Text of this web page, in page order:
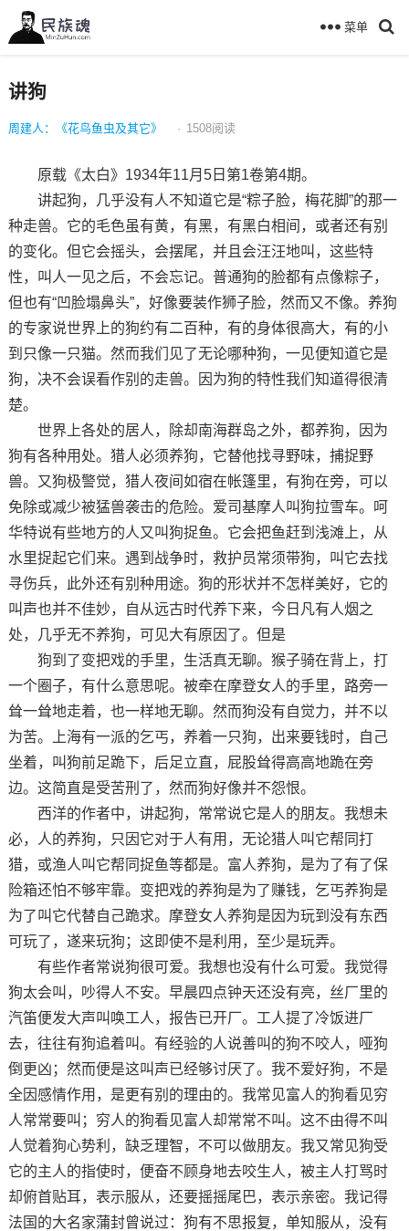
菜单
讲狗
周建人：《花鸟鱼虫及其它》 · 1508阅读
原载《太白》1934年11月5日第1卷第4期。
讲起狗，几乎没有人不知道它是“粽子脸，梅花脚”的那一
种走兽。它的毛色虽有黄，有黑，有黑白相间，或者还有别
的变化。但它会摇头，会摆尾，并且会汪汪地叫，这些特
性，叫人一见之后，不会忘记。普通狗的脸都有点像粽子，
但也有“凹脸塌鼻头”，好像要装作狮子脸，然而又不像。养狗
的专家说世界上的狗约有二百种，有的身体很高大，有的小
到只像一只猫。然而我们见了无论哪种狗，一见便知道它是
狗，决不会误看作别的走兽。因为狗的特性我们知道得很清
楚。
世界上各处的居人，除却南海群岛之外，都养狗，因为
狗有各种用处。猎人必须养狗，它替他找寻野味，捕捉野
兽。又狗极警觉，猎人夜间如宿在帐篷里，有狗在旁，可以
免除或减少被猛兽袭击的危险。爱司基摩人叫狗拉雪车。呵
华特说有些地方的人又叫狗捉鱼。它会把鱼赶到浅滩上，从
水里捉起它们来。遇到战争时，救护员常须带狗，叫它去找
寻伤兵，此外还有别种用途。狗的形状并不怎样美好，它的
叫声也并不佳妙，自从远古时代养下来，今日凡有人烟之
处，几乎无不养狗，可见大有原因了。但是
狗到了变把戏的手里，生活真无聊。猴子骑在背上，打
一个圈子，有什么意思呢。被牵在摩登女人的手里，路旁一
耸一耸地走着，也一样地无聊。然而狗没有自觉力，并不以
为苦。上海有一派的乞丐，养着一只狗，出来要钱时，自己
坐着，叫狗前足跪下，后足立直，屁股耸得高高地跪在旁
边。这简直是受苦刑了，然而狗好像并不怨恨。
西洋的作者中，讲起狗，常常说它是人的朋友。我想未
必，人的养狗，只因它对于人有用，无论猎人叫它帮同打
猎，或渔人叫它帮同捉鱼等都是。富人养狗，是为了有了保
险箱还怕不够牢靠。变把戏的养狗是为了赚钱，乞丐养狗是
为了叫它代替自己跪求。摩登女人养狗是因为玩到没有东西
可玩了，遂来玩狗；这即使不是利用，至少是玩弄。
有些作者常说狗很可爱。我想也没有什么可爱。我觉得
狗太会叫，吵得人不安。早晨四点钟天还没有亮，丝厂里的
汽笛便发大声叫唤工人，报告已开厂。工人提了冷饭进厂
去，往往有狗追着叫。有经验的人说善叫的狗不咬人，哑狗
倒更凶；然而便是这叫声已经够讨厌了。我不爱好狗，不是
全因感情作用，是更有别的理由的。我常见富人的狗看见穷
人常常要叫；穷人的狗看见富人却常常不叫。这不由得不叫
人觉着狗心势利，缺乏理智，不可以做朋友。我又常见狗受
它的主人的指使时，便奋不顾身地去咬生人，被主人打骂时
却俯首贴耳，表示服从，还要摇摇尾巴，表示亲密。我记得
法国的大名家蒲封曾说过：狗有不思报复，单知服从，没有